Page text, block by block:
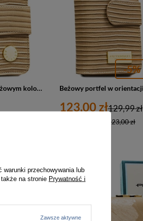
Portfel z ozdobną plecionką w beżowym kolorze, wykonany ze skóry naturalnej i ekologicznej - Peterson
-5%
123,00 zł
123,00 zł
129,99 zł
PROMOCJA
warunki przechowywania lub
na stronie Prywatność i
Zawsze aktywne